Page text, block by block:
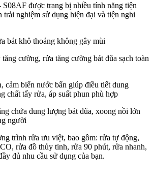
được trang bị nhiều tính năng tiện
trải nghiệm sử dụng hiện đại và tiện nghi
bát khô thoáng không gây mùi
cường, rửa tăng cường bát đũa sạch toàn
cảm biến nước bẩn giúp điều tiết dung
chất tẩy rửa, áp suất phun phù hợp
chứa dung lượng bát đũa, xoong nồi lớn
người
trình rửa ưu việt, bao gồm: rửa tự động,
rửa đồ thủy tinh, rửa 90 phút, rửa nhanh,
đủ nhu cầu sử dụng của bạn.